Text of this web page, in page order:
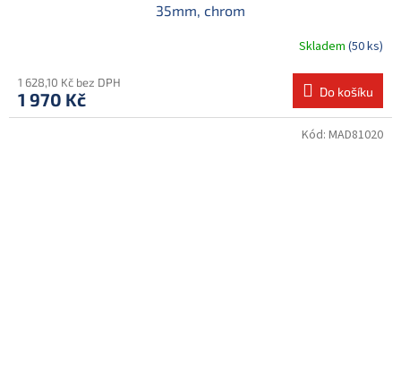
35mm, chrom
Skladem (50 ks)
1 628,10 Kč bez DPH
1 970 Kč Do košíku
Kód: MAD81020